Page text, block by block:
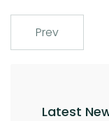
Prev
Latest